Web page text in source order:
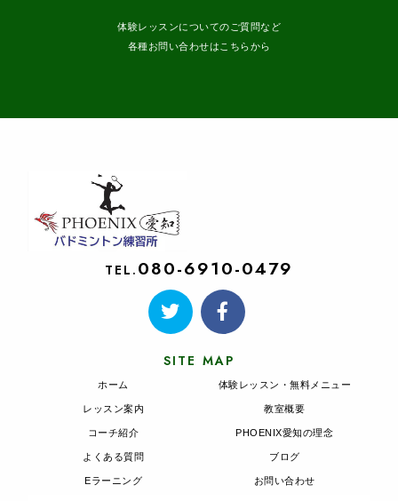
体験レッスンについてのご質問など
各種お問い合わせはこちらから
TEL. 080-6910-0479
SITE MAP
ホーム
レッスン案内
コーチ紹介
よくある質問
Eラーニング
体験レッスン・無料メニュー
教室概要
PHOENIX愛知の理念
ブログ
お問い合わせ